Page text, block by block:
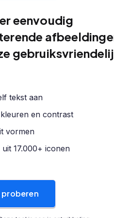
eenvoudig
tekst aan
en contrast
vormen
uit 17.000+ iconen
proberen